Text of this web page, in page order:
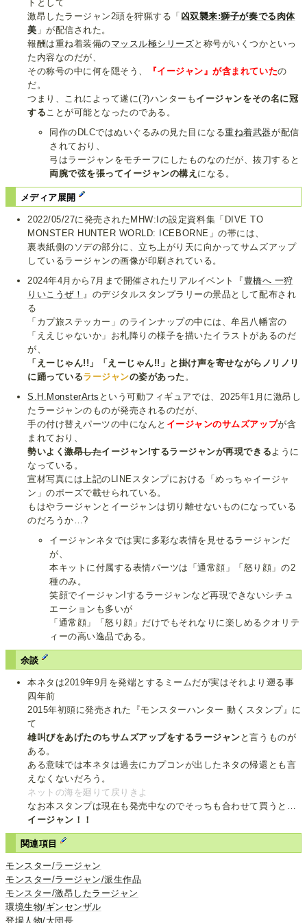
トとして
激昂したラージャン2頭を狩猟する「 凶双襲来:獅子が奏でる肉体
美 」が配信された。
報酬は重ね着装備のマッスル極シリーズと称号がいくつかといっ
た内容なのだが、
その称号の中に何を隠そう、
『イージャン』が含まれていたの
だ。
つまり、これによって遂に(?)ハンターも イージャンをその名に冠
する ことが可能となったのである。
同作のDLCではぬいぐるみの見た目になる重ね着武器が配信
されており、
弓はラージャンをモチーフにしたものなのだが、抜刀すると
両腕で弦を張ってイージャンの構え になる。
メディア展開
2022/05/27に発売されたMHW:Iの設定資料集「DIVE TO
MONSTER HUNTER WORLD: ICEBORNE」の帯には、
裏表紙側のソデの部分に、立ち上がり天に向かってサムズアップ
しているラージャンの画像が印刷されている。
2024年4月から7月まで開催されたリアルイベント『 豊橋へ 一狩
りいこうぜ！ 』のデジタルスタンプラリーの景品として配布され
る
「カプ旅ステッカー」のラインナップの中には、牟呂八幡宮の
「ええじゃないか」お札降りの様子を描いたイラストがあるのだ
が、
「えーじゃん!!」「えーじゃん!!」と掛け声を寄せながらノリノリ
に踊っているラージャンの姿があった 。
S.H.MonsterArts という可動フィギュアでは、2025年1月に激昂し
たラージャンのものが発売されるのだが、
手の付け替えパーツの中になんと イージャンのサムズアップが含
まれており、
勢いよく激昂したイージャン!するラージャンが再現できるように
なっている。
宣材写真には上記のLINEスタンプにおける「めっちゃイージャ
ン」のポーズで載せられている。
もはやラージャンとイージャンは切り離せないものになっている
のだろうか…?
イージャンネタでは実に多彩な表情を見せるラージャンだ
が、
本キットに付属する表情パーツは「通常顔」「怒り顔」の2
種のみ。
笑顔でイージャン!するラージャンなど再現できないシチュ
エーションも多いが
「通常顔」「怒り顔」だけでもそれなりに楽しめるクオリテ
ィーの高い逸品である。
余談
本ネタは2019年9月を発端とするミームだが実はそれより遡る事
四年前
2015年初頭に発売された『モンスターハンター 動くスタンプ』に
て
雄叫びをあげたのちサムズアップをするラージャン と言うものが
ある。
ある意味では本ネタは過去にカプコンが出したネタの帰還とも言
えなくないだろう。
ネットの海を廻りて戻りきよ
なお本スタンプは現在も発売中なのでそっちも合わせて買うと…
イージャン！！
関連項目
モンスター/ラージャン
モンスター/ラージャン/派生作品
モンスター/激昂したラージャン
環境生物/ギンセンザル
登場人物/大団長